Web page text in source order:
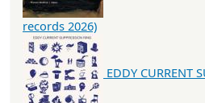
records 2026)
EDDY CURRENT